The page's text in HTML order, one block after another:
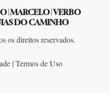
|MARCELO |VERBO
DO CAMINHO
os direitos reservados.
| Termos de Uso